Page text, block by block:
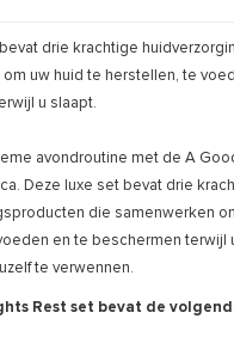
drie krachtige
uw huid te herstellen, te
u slaapt.
avondroutine met de A
Deze luxe set bevat drie
die samenwerken
en te beschermen terwijl
te verwennen.
Rest set bevat de